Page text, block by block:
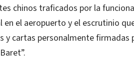
chinos traficados por la
en el aeropuerto y el escrutinio
y cartas personalmente